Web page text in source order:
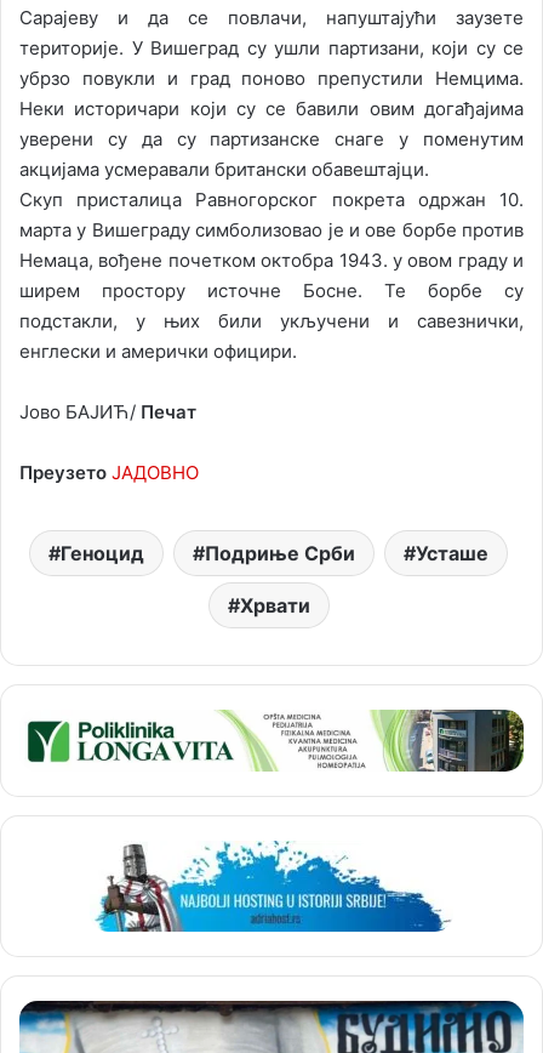
Сарајеву и да се повлачи, напуштајући заузете
територије. У Вишеград су ушли партизани, који су се
убрзо повукли и град поново препустили Немцима.
Неки историчари који су се бавили овим догађајима
уверени су да су партизанске снаге у поменутим
акцијама усмеравали британски обавештајци.
Скуп присталица Равногорског покрета одржан 10.
марта у Вишеграду симболизовао је и ове борбе против
Немаца, вођене почетком октобра 1943. у овом граду и
ширем простору источне Босне. Те борбе су
подстакли, у њих били укључени и савезнички,
енглески и амерички официри.
Јово БАЈИЋ/ Печат
Преузето ЈАДОВНО
Геноцид Подриње Срби Усташе
Хрвати